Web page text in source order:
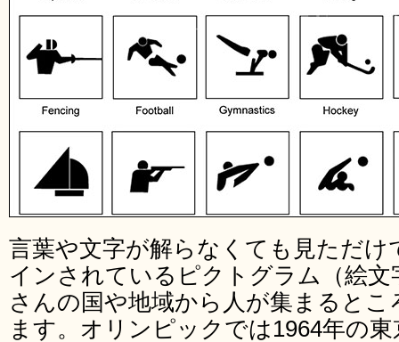
言葉や文字が解らなくても見ただけ
インされているピクトグラム（絵
さんの国や地域から人が集まると
ます。オリンピックでは1964年の